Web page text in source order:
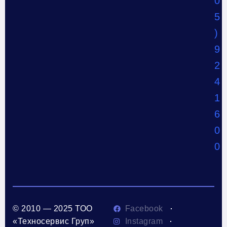
5
)
9
2
4
1
6
0
0
© 2010 — 2025 ТОО
«Техносервис Груп»
Facebook
Instagram